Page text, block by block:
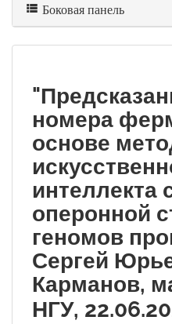
Боковая панель
номера
основе
интеллекта
оперонной
геномов
Сергей
Карманов,
НГУ,